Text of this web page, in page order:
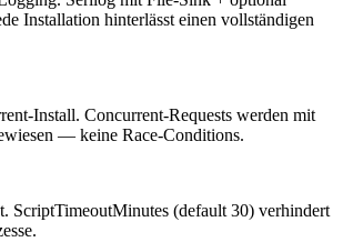
Installation hinterlässt einen vollständigen
Install. Concurrent-Requests werden mit
— keine Race-Conditions.
ScriptTimeoutMinutes (default 30) verhindert